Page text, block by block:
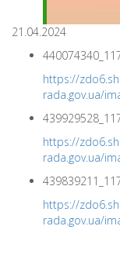
21.04.2024
https://
rada.gov.ua/
https://
rada.gov.ua/
https://
rada.gov.ua/